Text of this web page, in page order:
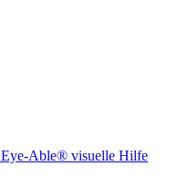
Eye-Able® visuelle Hilfe